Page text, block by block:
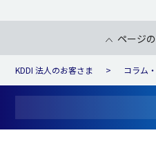
ページ
KDDI 法人のお客さま コラム